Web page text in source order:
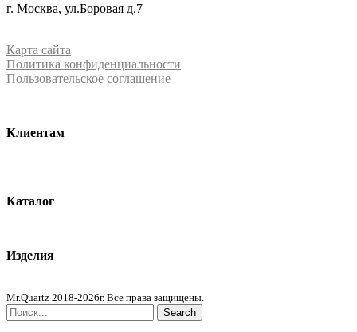
г. Москва, ул.Боровая д.7
Карта сайта
Политика конфиденциальности
Пользовательское соглашение
Клиентам
Каталог
Изделия
Mr.Quartz 2018-2026г. Все права защищены.
Search